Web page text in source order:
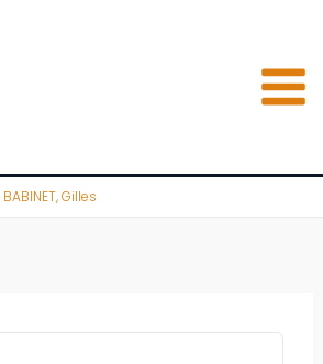
Gilles